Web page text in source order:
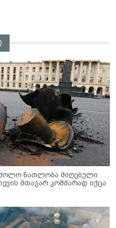
ნათლობა მიღებული
მთავარ კოშმარად იქცა